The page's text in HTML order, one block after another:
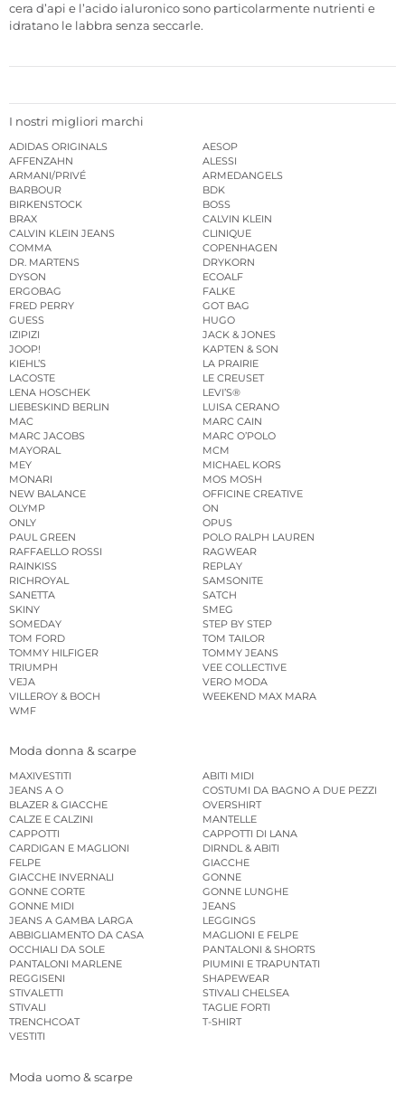
cera d’api e l’acido ialuronico sono particolarmente nutrienti e
idratano le labbra senza seccarle.
I nostri migliori marchi
ADIDAS ORIGINALS
AESOP
AFFENZAHN
ALESSI
ARMANI/PRIVÉ
ARMEDANGELS
BARBOUR
BDK
BIRKENSTOCK
BOSS
BRAX
CALVIN KLEIN
CALVIN KLEIN JEANS
CLINIQUE
COMMA
COPENHAGEN
DR. MARTENS
DRYKORN
DYSON
ECOALF
ERGOBAG
FALKE
FRED PERRY
GOT BAG
GUESS
HUGO
IZIPIZI
JACK & JONES
JOOP!
KAPTEN & SON
KIEHL’S
LA PRAIRIE
LACOSTE
LE CREUSET
LENA HOSCHEK
LEVI’S®
LIEBESKIND BERLIN
LUISA CERANO
MAC
MARC CAIN
MARC JACOBS
MARC O’POLO
MAYORAL
MCM
MEY
MICHAEL KORS
MONARI
MOS MOSH
NEW BALANCE
OFFICINE CREATIVE
OLYMP
ON
ONLY
OPUS
PAUL GREEN
POLO RALPH LAUREN
RAFFAELLO ROSSI
RAGWEAR
RAINKISS
REPLAY
RICHROYAL
SAMSONITE
SANETTA
SATCH
SKINY
SMEG
SOMEDAY
STEP BY STEP
TOM FORD
TOM TAILOR
TOMMY HILFIGER
TOMMY JEANS
TRIUMPH
VEE COLLECTIVE
VEJA
VERO MODA
VILLEROY & BOCH
WEEKEND MAX MARA
WMF
Moda donna & scarpe
MAXIVESTITI
ABITI MIDI
JEANS A O
COSTUMI DA BAGNO A DUE PEZZI
BLAZER & GIACCHE
OVERSHIRT
CALZE E CALZINI
MANTELLE
CAPPOTTI
CAPPOTTI DI LANA
CARDIGAN E MAGLIONI
DIRNDL & ABITI
FELPE
GIACCHE
GIACCHE INVERNALI
GONNE
GONNE CORTE
GONNE LUNGHE
GONNE MIDI
JEANS
JEANS A GAMBA LARGA
LEGGINGS
ABBIGLIAMENTO DA CASA
MAGLIONI E FELPE
OCCHIALI DA SOLE
PANTALONI & SHORTS
PANTALONI MARLENE
PIUMINI E TRAPUNTATI
REGGISENI
SHAPEWEAR
STIVALETTI
STIVALI CHELSEA
STIVALI
TAGLIE FORTI
TRENCHCOAT
T-SHIRT
VESTITI
Moda uomo & scarpe